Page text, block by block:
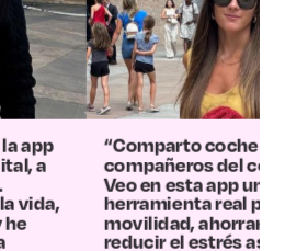
Soria
coche con varios
del cole.
esta app una
real para mejorar la
ahorrar tiempo y
el estrés asociado al